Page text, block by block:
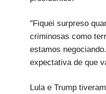
"Fiquei surpreso
criminosas como
estamos
expectativa de que
Lula e Trump